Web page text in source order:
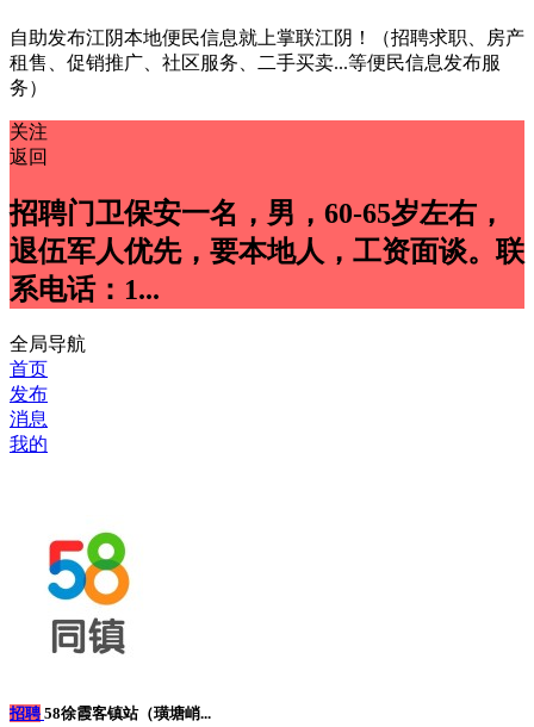
自助发布江阴本地便民信息就上掌联江阴！（招聘求职、房产
租售、促销推广、社区服务、二手买卖...等便民信息发布服
务）
关注
返回
招聘门卫保安一名，男，60-65岁左右，
退伍军人优先，要本地人，工资面谈。联
系电话：1...
全局导航
首页
发布
消息
我的
招聘 58徐霞客镇站（璜塘峭...